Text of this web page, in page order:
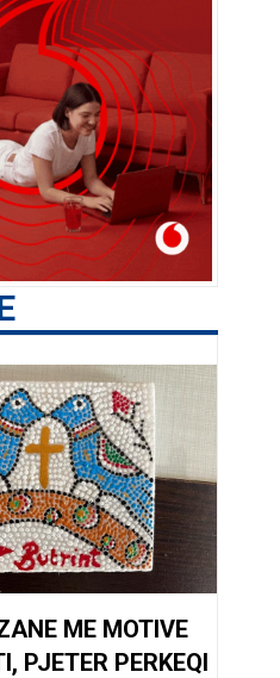
ME MOTIVE
PJETER PERKEQI